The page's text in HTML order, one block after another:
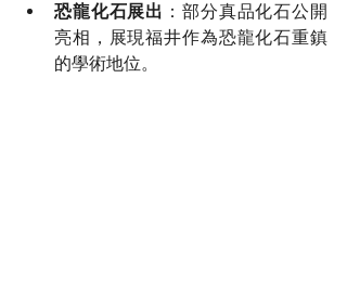
恐龍化石展出 ：部分真品化石公開
亮相，展現福井作為恐龍化石重鎮
的學術地位。